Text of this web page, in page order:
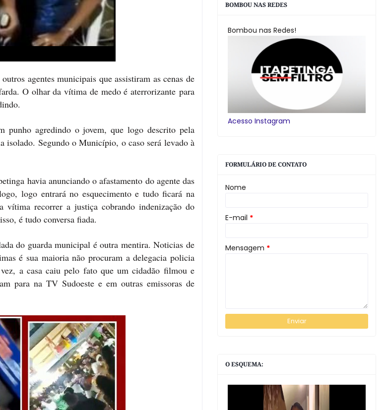
agentes municipais que assistiram as cenas de
O olhar da vítima de medo é aterrorizante para
punho agredindo o jovem, que logo descrito pela
isolado. Segundo o Município, o caso será levado à
havia anunciando o afastamento do agente das
logo entrará no esquecimento e tudo ficará na
recorrer a justiça cobrando indenização do
é tudo conversa fiada.
do guarda municipal é outra mentira. Noticias de
é sua maioria não procuram a delegacia policia
a casa caiu pelo fato que um cidadão filmou e
para na TV Sudoeste e em outras emissoras de
BOMBOU NAS REDES
Bombou nas Redes!
Acesso Instagram
FORMULÁRIO DE CONTATO
Nome
E-mail *
Mensagem *
O ESQUEMA: